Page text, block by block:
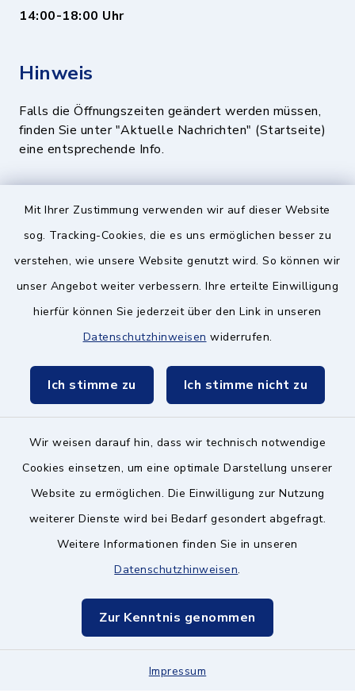
Mit Ihrer Zustimmung verwenden wir auf dieser Website
sog. Tracking-Cookies, die es uns ermöglichen besser zu
verstehen, wie unsere Website genutzt wird. So können wir
unser Angebot weiter verbessern. Ihre erteilte Einwilligung
hierfür können Sie jederzeit über den Link in unseren
Datenschutzhinweisen widerrufen.
Ich stimme zu Ich stimme nicht zu
Wir weisen darauf hin, dass wir technisch notwendige
Cookies einsetzen, um eine optimale Darstellung unserer
Website zu ermöglichen. Die Einwilligung zur Nutzung
weiterer Dienste wird bei Bedarf gesondert abgefragt.
Weitere Informationen finden Sie in unseren
Datenschutzhinweisen.
Zur Kenntnis genommen
Impressum
14:00-18:00 Uhr
Hinweis
Falls die Öffnungszeiten geändert werden müssen,
finden Sie unter "Aktuelle Nachrichten" (Startseite)
eine entsprechende Info.
Quicklinks
BayernPortal
Landratsamt München
Zweckverband München Südost
Kontakt ins Rathaus
Datenschutz
Hinweisgeberschutz
Sitemap